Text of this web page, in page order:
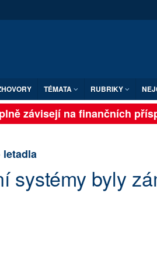
TÉMATA RUBRIKY
závisejí na finančních
letadla
systémy byly